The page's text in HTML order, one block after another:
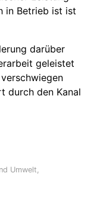
in Betrieb ist ist
darüber
geleistet
durch den Kanal
Umwelt,